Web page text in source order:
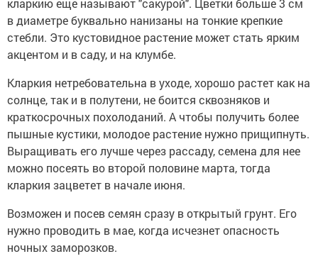
в диаметре буквально нанизаны на тонкие крепкие
стебли. Это кустовидное растение может стать ярким
акцентом и в саду, и на клумбе.
Кларкия нетребовательна в уходе, хорошо растет как на
солнце, так и в полутени, не боится сквозняков и
краткосрочных похолоданий. А чтобы получить более
пышные кустики, молодое растение нужно прищипнуть.
Выращивать его лучше через рассаду, семена для нее
можно посеять во второй половине марта, тогда
кларкия зацветет в начале июня.
Возможен и посев семян сразу в открытый грунт. Его
нужно проводить в мае, когда исчезнет опасность
ночных заморозков.